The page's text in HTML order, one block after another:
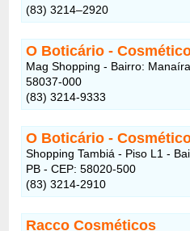
(83) 3214–2920
O Boticário-
Mag Shopping - Bairro:
58037-000
(83) 3214-9333
O Boticário-
Shopping Tambiá - Piso L1 -
PB - CEP: 58020-500
(83) 3214-2910
Racco Cosméticos